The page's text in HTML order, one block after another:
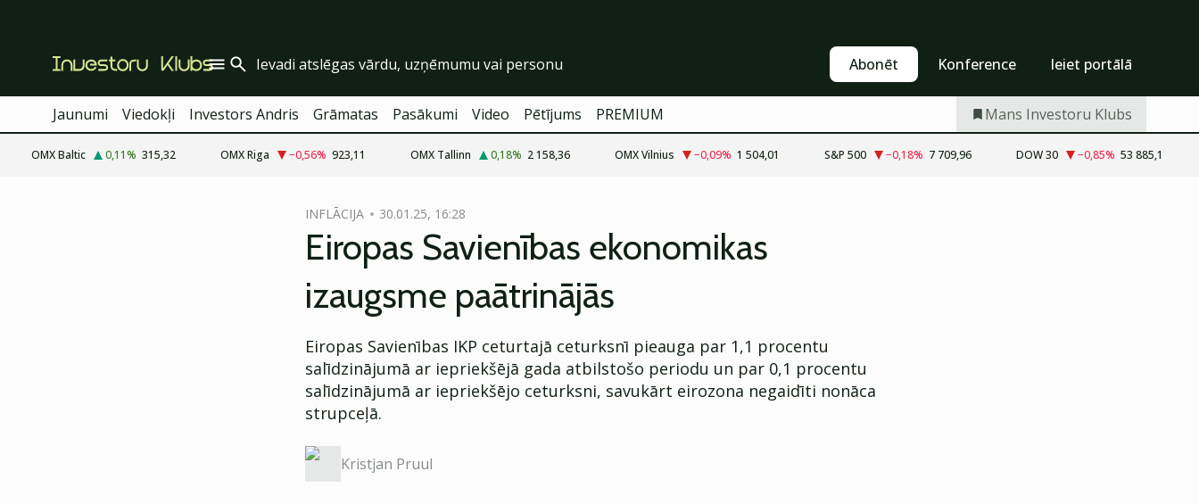
Abonēt Konference Ieiet portālā
Jaunumi Viedokļi Investors Andris Grāmatas Pasākumi Video Pētījums PREMIUM Mans Investoru Klubs
OMX Baltic 0,11% 315,32 OMX Riga −0,56% 923,11 OMX Tallinn 0,18% 2 158,36 OMX Vilnius −0,09% 1 504,01 S&P 500 −0,18% 7 709,96 DOW 30 −0,85% 53 885,1
INFLĀCIJA 30.01.25, 16:28
Eiropas Savienības ekonomikas
izaugsme paātrinājās
Eiropas Savienības IKP ceturtajā ceturksnī pieauga par 1,1 procentu
salīdzinājumā ar iepriekšējā gada atbilstošo periodu un par 0,1 procentu
salīdzinājumā ar iepriekšējo ceturksni, savukārt eirozona negaidīti nonāca
strupceļā.
Kristjan Pruul